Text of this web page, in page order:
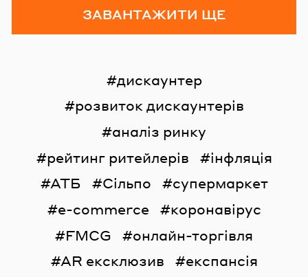
ЗАВАНТАЖИТИ ЩЕ
дискаунтер
розвиток дискаунтерів
аналіз ринку
рейтинг ритейлерів
інфляція
АТБ
Сільпо
супермаркет
e-commerce
коронавірус
FMCG
онлайн-торгівля
AR ексклюзив
експансія